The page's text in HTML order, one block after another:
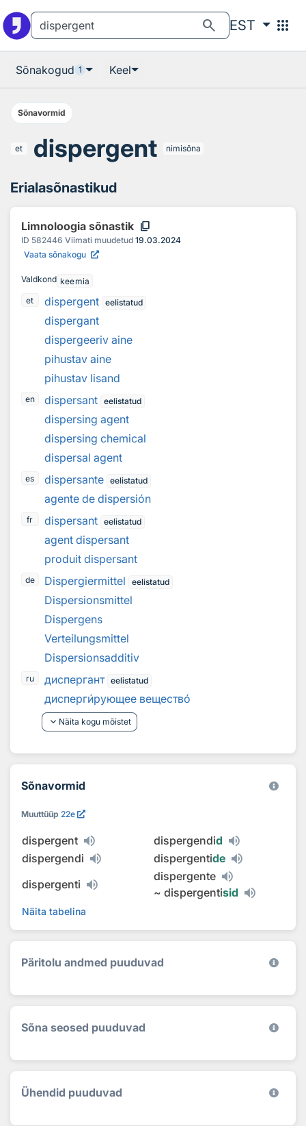
search EST apps
Sõnakogud 1 Keel
Sõnavormid
et dispergent nimisõna
Erialasõnastikud
Limnoloogia sõnastik content_copy
ID 582446 Viimati muudetud 19.03.2024
Vaata sõnakogu
Valdkond keemia
et
dispergent eelistatud
dispergant
dispergeeriv aine
pihustav aine
pihustav lisand
en dispersant eelistatud
dispersing agent
dispersing chemical
dispersal agent
es dispersante eelistatud
agente de dispersión
fr dispersant eelistatud
agent dispersant
produit dispersant
de Dispergiermittel eelistatud
Dispersionsmittel
Dispergens
Verteilungsmittel
Dispersionsadditiv
ru диспергант eelistatud
диспергирующее вещество
keyboard_arrow_down Näita kogu mõistet
Sõnavormid
Muuttüüp 22e
dispergent dispergendid
dispergendi
dispergentide
dispergenti
dispergente
~ dispergentisid
Näita tabelina
Päritolu andmed puuduvad
Sõna seosed puuduvad
Ühendid puuduvad